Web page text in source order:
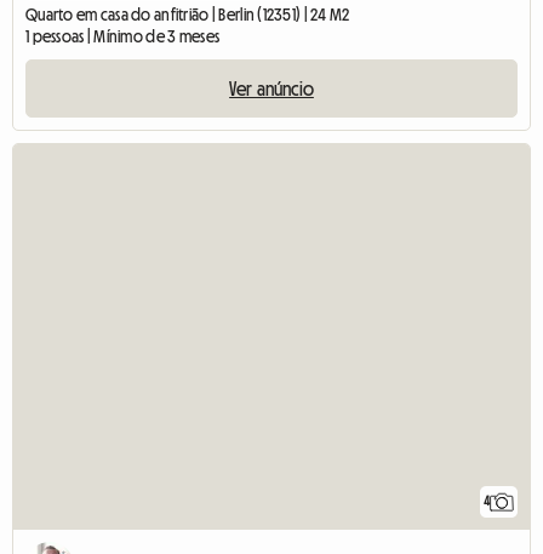
Quarto em casa do anfitrião | Berlin (12351) | 24 M2
1 pessoas | Mínimo de 3 meses
Ver anúncio
4